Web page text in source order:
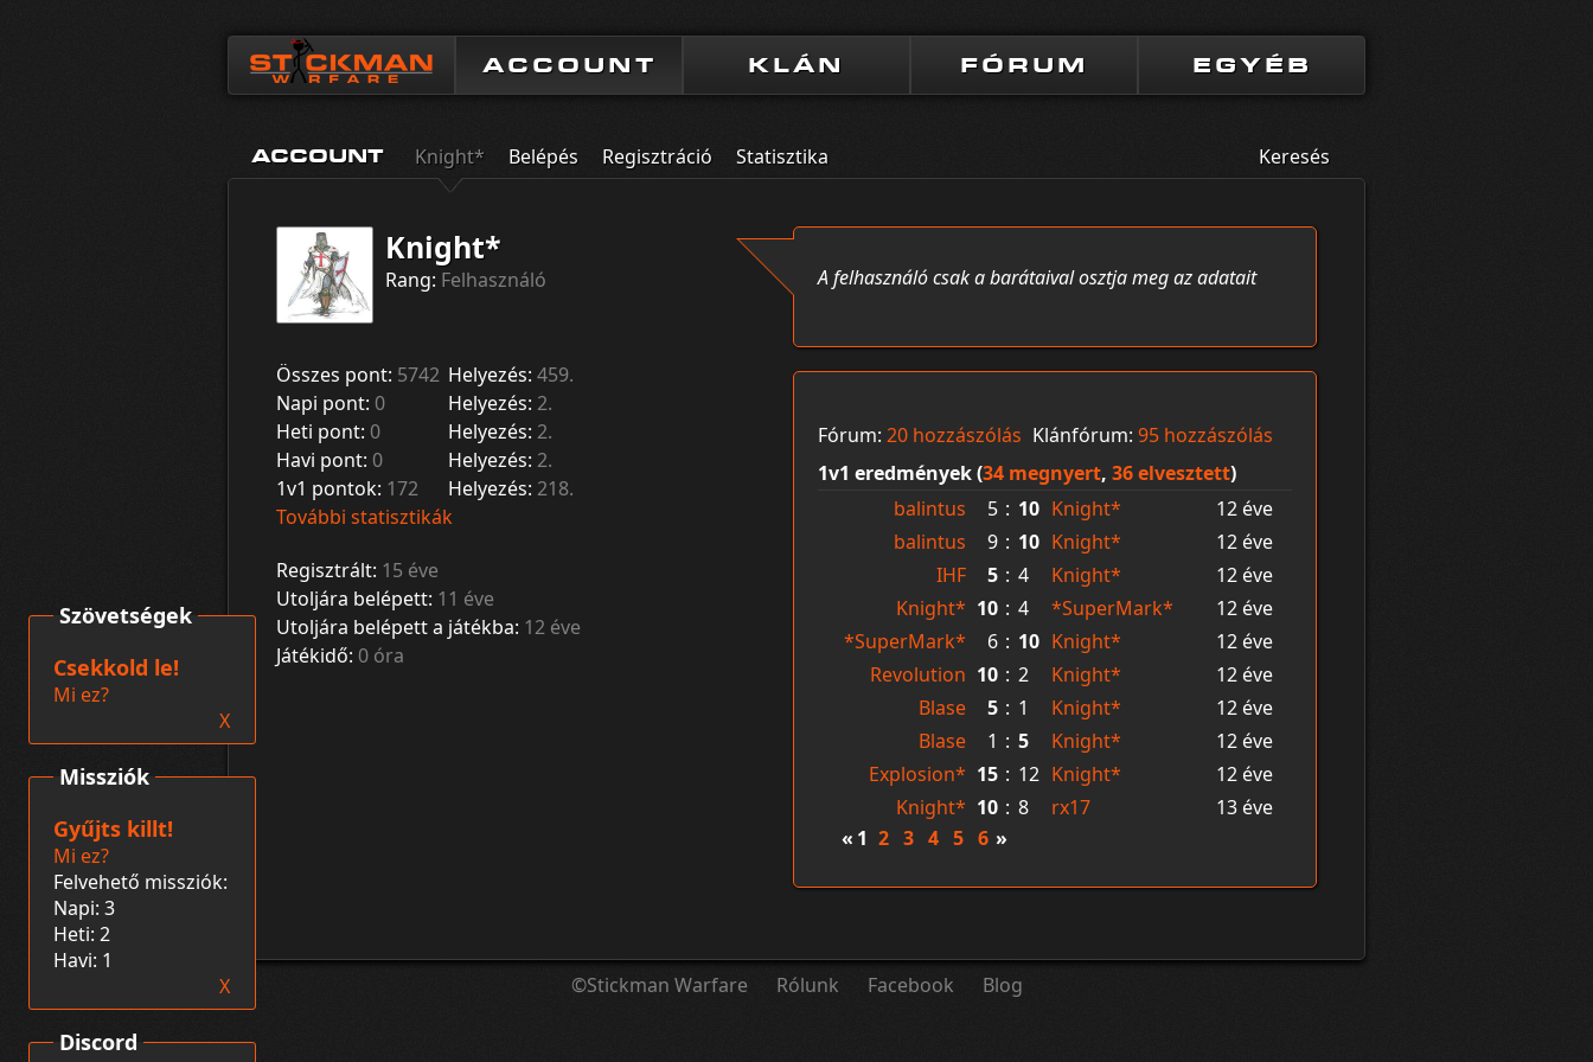
ACCOUNT KLÁN FÓRUM EGYÉB
ACCOUNT Knight* Belépés Regisztráció Statisztika Keresés
Knight*
Rang: Felhasználó
Összes pont: 5742 Helyezés: 459.
Napi pont: 0 Helyezés: 2.
Heti pont: 0 Helyezés: 2.
Havi pont: 0 Helyezés: 2.
1v1 pontok: 172 Helyezés: 218.
További statisztikák
Regisztrált: 15 éve
Utoljára belépett: 11 éve
Utoljára belépett a játékba: 12 éve
Játékidő: 0 óra
A felhasználó csak a barátaival osztja meg az adatait
Fórum: 20 hozzászólás Klánfórum: 95 hozzászólás
1v1 eredmények (34 megnyert, 36 elvesztett)
balintus
5 : 10 Knight*
12 éve
balintus
9 : 10 Knight*
12 éve
IHF
5 : 4 Knight*
12 éve
Knight* 10 : 4 *SuperMark*
12 éve
*SuperMark*
6 : 10 Knight*
12 éve
Revolution 10 : 2 Knight*
12 éve
Blase
5 : 1 Knight*
12 éve
Blase
1 : 5 Knight*
12 éve
Explosion* 15 : 12 Knight*
12 éve
Knight* 10 : 8 rx17
13 éve
« 1 2 3 4 5 6 »
©Stickman Warfare Rólunk Facebook Blog
Discord
Missziók
Gyűjts killt!
Mi ez?
Felvehető missziók:
Napi: 3
Heti: 2
Havi: 1
X
Szövetségek
Csekkold le!
Mi ez?
X